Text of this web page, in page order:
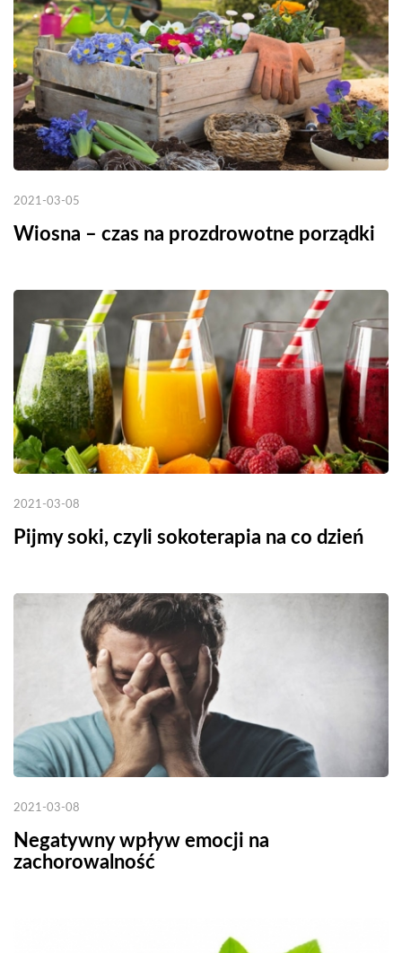
2021-03-05
Wiosna – czas na prozdrowotne porządki
2021-03-08
Pijmy soki, czyli sokoterapia na co dzień
2021-03-08
Negatywny wpływ emocji na
zachorowalność